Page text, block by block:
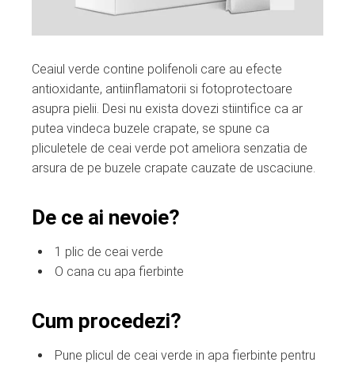
Ceaiul verde contine polifenoli care au efecte
antioxidante, antiinflamatorii si fotoprotectoare
asupra pielii. Desi nu exista dovezi stiintifice ca ar
putea vindeca buzele crapate, se spune ca
pliculetele de ceai verde pot ameliora senzatia de
arsura de pe buzele crapate cauzate de uscaciune.
De ce ai nevoie?
1 plic de ceai verde
O cana cu apa fierbinte
Cum procedezi?
Pune plicul de ceai verde in apa fierbinte pentru